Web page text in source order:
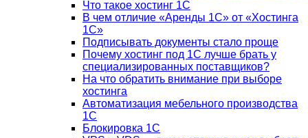
Что такое хостинг 1С
В чем отличие «Аренды 1С» от «Хостинга
1С»
Подписывать документы стало проще
Почему хостинг под 1С лучше брать у
специализированных поставщиков?
На что обратить внимание при выборе
хостинга
Автоматизация мебельного производства
1С
Блокировка 1С